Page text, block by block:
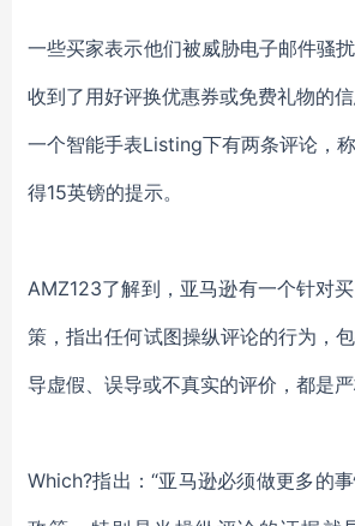
一些买家表示他们被威胁电子邮件骚
收到了用好评换优惠券或免费礼物的
一个智能手表Listing下有两条评论，
得15英镑的提示。
AMZ123了解到，亚马逊有一个针对
策，指出任何试图操纵评论的行为，
导虚假、误导或不真实的评价，都是严
Which?指出：“亚马逊必须做更多的